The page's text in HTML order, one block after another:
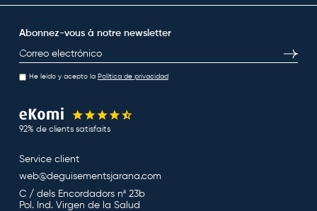
Abonnez-vous à notre newsletter
E-mail
He leído y acepto la Política de privacidad
92% de clients satisfaits
Service client
web@deguisementsjarana.com
C / dels Encordadors nª 23b
Pol. Ind. Virgen de la Salud